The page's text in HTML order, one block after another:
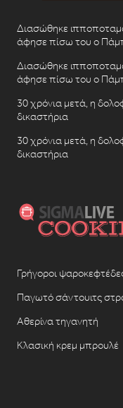
Διασώθηκε
άφησε πίσω του ο
Διασώθηκε
άφησε πίσω του ο
30 χρόνια μετά, η
δικαστήρια
30 χρόνια μετά, η
δικαστήρια
Γρήγοροι
Παγωτό σάντουιτς
Αθερίνα τηγανητή
Κλασική κρεμ μπρουλέ